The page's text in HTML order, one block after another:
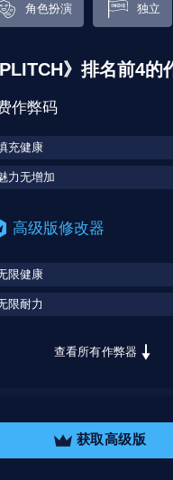
角色扮演 独立
PLITCH》排名前4的
作弊码
充健康
力无增加
高级版修改器
限健康
限耐力
查看所有作弊器
获取高级版